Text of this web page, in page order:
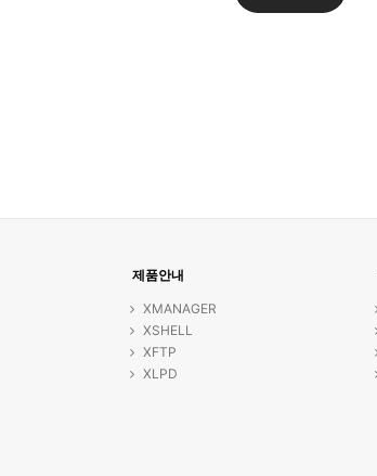
제품안내
XMANAGER
XSHELL
XFTP
XLPD